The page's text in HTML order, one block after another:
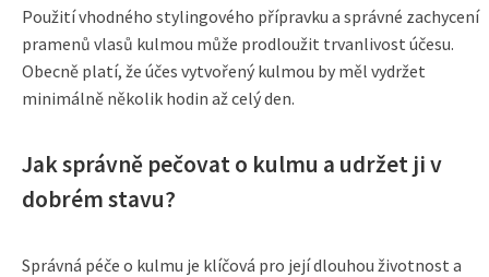
Použití vhodného stylingového přípravku a správné zachycení
pramenů vlasů kulmou může prodloužit trvanlivost účesu.
Obecně platí, že účes vytvořený kulmou by měl vydržet
minimálně několik hodin až celý den.
Jak správně pečovat o kulmu a udržet ji v
dobrém stavu?
Správná péče o kulmu je klíčová pro její dlouhou životnost a